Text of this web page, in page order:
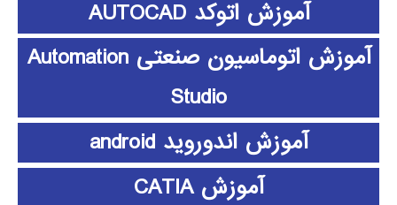
آموزش اتوکد AUTOCAD
آموزش اتوماسیون صنعتی Automation
Studio
آموزش اندوروید android
آموزش CATIA